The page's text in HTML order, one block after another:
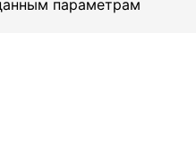
параметрам